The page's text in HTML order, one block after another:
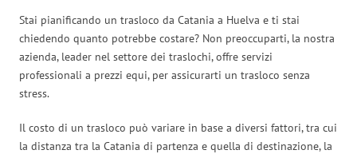
Stai pianificando un trasloco da Catania a Huelva e ti stai
chiedendo quanto potrebbe costare? Non preoccuparti, la nostra
azienda, leader nel settore dei traslochi, offre servizi
professionali a prezzi equi, per assicurarti un trasloco senza
stress.
Il costo di un trasloco può variare in base a diversi fattori, tra cui
la distanza tra la Catania di partenza e quella di destinazione, la